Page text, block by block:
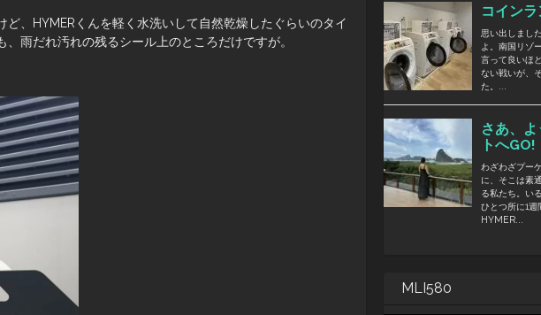
、HYMERくんを軽く水洗いして自然乾燥したぐらいのタイ
雨だれ汚れの残るシール上のところだけですが。
MLI580